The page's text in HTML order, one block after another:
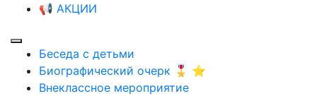
📢 АКЦИИ
Беседа с детьми
Биографический очерк 🎖️ ⭐
Внеклассное мероприятие